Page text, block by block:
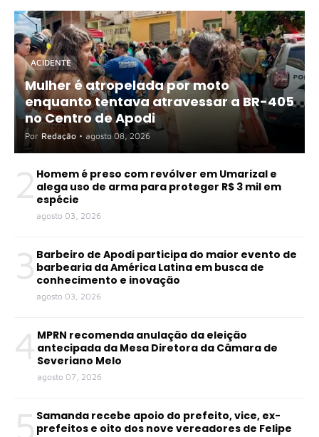
ACIDENTE
Mulher é atropelada por moto
enquanto tentava atravessar a BR-405
no Centro de Apodi
Por Redação • agosto 08, 2026
2 Homem é preso com revólver em Umarizal e
alega uso de arma para proteger R$ 3 mil em
espécie
agosto 03, 2026
3 Barbeiro de Apodi participa do maior evento de
barbearia da América Latina em busca de
conhecimento e inovação
agosto 03, 2026
4 MPRN recomenda anulação da eleição
antecipada da Mesa Diretora da Câmara de
Severiano Melo
agosto 07, 2026
5 Samanda recebe apoio do prefeito, vice, ex-
prefeitos e oito dos nove vereadores de Felipe